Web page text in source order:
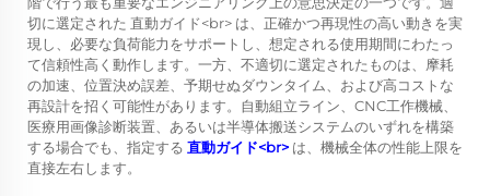
切に選定された 直動ガイド<br> は、正確かつ再現性の高い動きを実
現し、必要な負荷能力をサポートし、想定される使用期間にわたっ
て信頼性高く動作します。一方、不適切に選定されたものは、摩耗
の加速、位置決め誤差、予期せぬダウンタイム、および高コストな
再設計を招く可能性があります。自動組立ライン、CNC工作機械、
医療用画像診断装置、あるいは半導体搬送システムのいずれを構築
する場合でも、指定する 直動ガイド<br> は、機械全体の性能上限を
直接左右します。